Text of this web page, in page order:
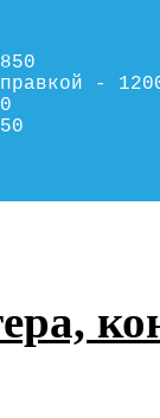
-